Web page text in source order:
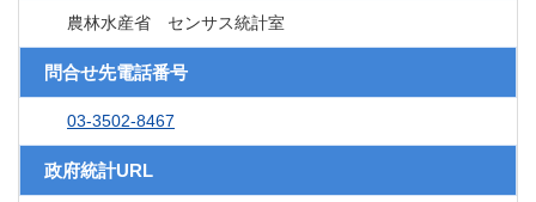
農林水産省 センサス統計室
問合せ先電話番号
03-3502-8467
政府統計URL